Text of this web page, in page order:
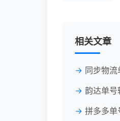
相关文章
同步物
韵达单号
拼多多单